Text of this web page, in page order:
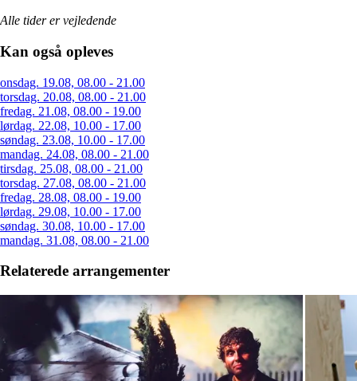
Alle tider er vejledende
Kan også opleves
onsdag. 19.08, 08.00 - 21.00
torsdag. 20.08, 08.00 - 21.00
fredag. 21.08, 08.00 - 19.00
lørdag. 22.08, 10.00 - 17.00
søndag. 23.08, 10.00 - 17.00
mandag. 24.08, 08.00 - 21.00
tirsdag. 25.08, 08.00 - 21.00
torsdag. 27.08, 08.00 - 21.00
fredag. 28.08, 08.00 - 19.00
lørdag. 29.08, 10.00 - 17.00
søndag. 30.08, 10.00 - 17.00
mandag. 31.08, 08.00 - 21.00
Relaterede arrangementer